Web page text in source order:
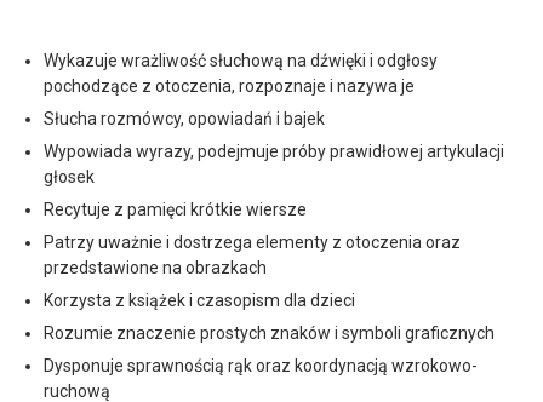
Wykazuje wrażliwość słuchową na dźwięki i odgłosy
pochodzące z otoczenia, rozpoznaje i nazywa je
Słucha rozmówcy, opowiadań i bajek
Wypowiada wyrazy, podejmuje próby prawidłowej artykulacji
głosek
Recytuje z pamięci krótkie wiersze
Patrzy uważnie i dostrzega elementy z otoczenia oraz
przedstawione na obrazkach
Korzysta z książek i czasopism dla dzieci
Rozumie znaczenie prostych znaków i symboli graficznych
Dysponuje sprawnością rąk oraz koordynacją wzrokowo-
ruchową